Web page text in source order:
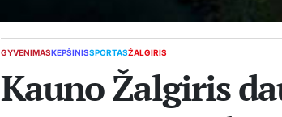
POSTED
GYVENIMASKEPŠINISSPORTASŽALGIRIS
Kauno Žalgiris